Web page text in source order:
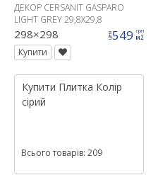
ДЕКОР CERSANIT GASPARO
LIGHT GREY 29,8X29,8
298×298 ціна549 грн
м2
Купити
Купити Плитка Колір
сірий
Всього товарів: 209